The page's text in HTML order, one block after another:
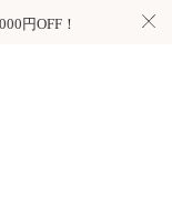
円OFF！